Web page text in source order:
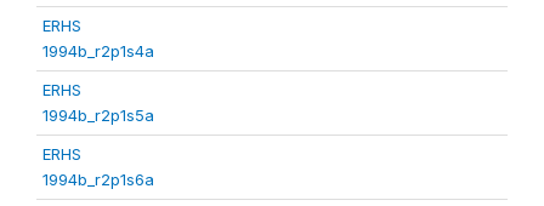
ERHS
1994b_r2p1s4a
ERHS
1994b_r2p1s5a
ERHS
1994b_r2p1s6a